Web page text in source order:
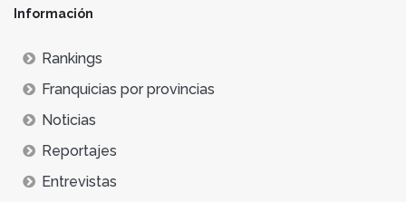
Información
Rankings
Franquicias por provincias
Noticias
Reportajes
Entrevistas